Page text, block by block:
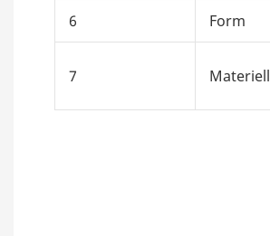
6 Form
7 Materiell